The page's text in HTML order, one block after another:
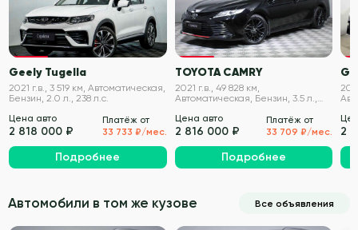
VIN проверен
Geely Tugella
2021 г.в., 3 519 км, Автоматическая,
Бензин, 2.0 л., 238 л.с.
Цена авто
2 818 000 ₽
Платёж от
33 733 ₽/мес.
Подробнее
VIN проверен
TOYOTA CAMRY
2021 г.в., 49 828 км,
Автоматическая, Бензин, 3.5 л.,
Цена авто
2 816 000 ₽
Платёж от
33 709 ₽/мес.
Подробнее
2
Автомобили в том же кузове Все объявления